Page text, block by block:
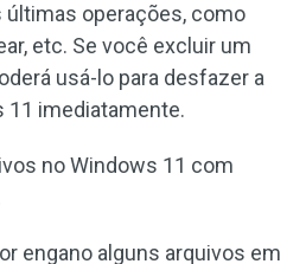
operações, como
etc. Se você excluir um
usá-lo para desfazer a
11 imediatamente.
no Windows 11 com
engano alguns arquivos em